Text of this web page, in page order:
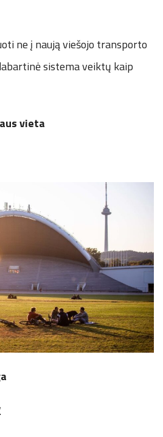
ne į naują viešojo transporto
sistema veiktų kaip
vieta